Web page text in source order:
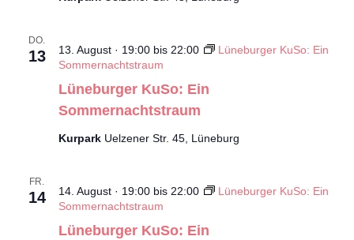
DO.
13
Lüneburger KuSo: Ein
Sommernachtstraum
13. August · 19:00bis 22:00
Lüneburger KuSo: Ein
Sommernachtstraum
Kurpark Uelzener Str. 45, Lüneburg
FR.
14
Lüneburger KuSo: Ein
14. August · 19:00bis 22:00
Lüneburger KuSo: Ein
Sommernachtstraum